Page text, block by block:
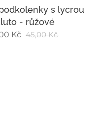
s lycrou
- růžové
Kč 45,00Kč